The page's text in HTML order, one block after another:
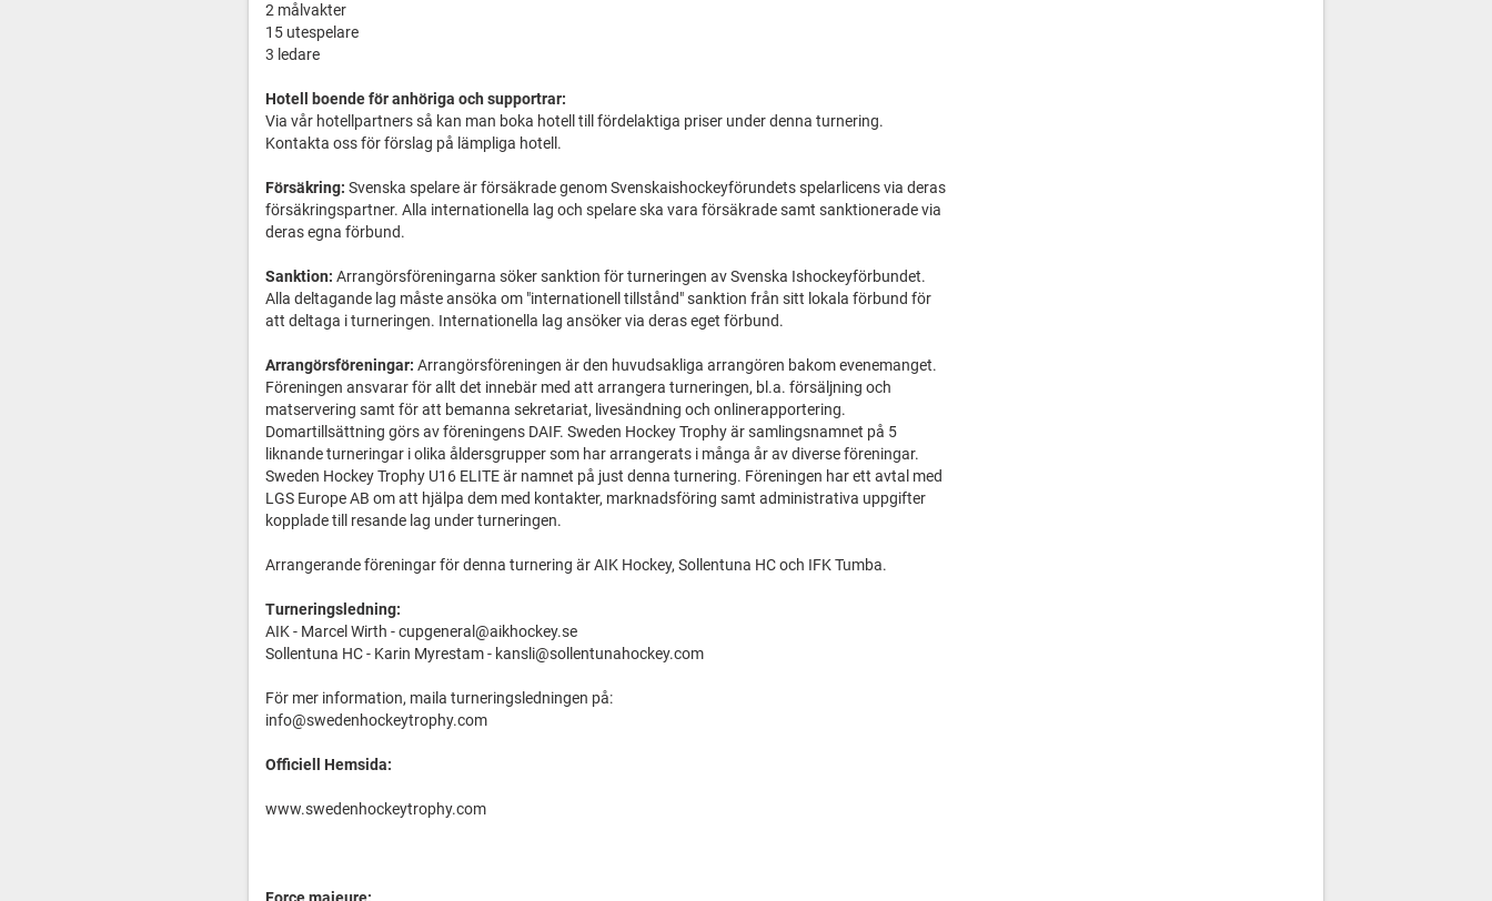
2 målvakter
15 utespelare
3 ledare
Hotell boende för anhöriga och supportrar:
Via vår hotellpartners så kan man boka hotell till fördelaktiga priser under denna turnering.
Kontakta oss för förslag på lämpliga hotell.
Försäkring: Svenska spelare är försäkrade genom Svenskaishockeyförundets spelarlicens via deras
försäkringspartner. Alla internationella lag och spelare ska vara försäkrade samt sanktionerade via
deras egna förbund.
Sanktion: Arrangörsföreningarna söker sanktion för turneringen av Svenska Ishockeyförbundet.
Alla deltagande lag måste ansöka om "internationell tillstånd" sanktion från sitt lokala förbund för
att deltaga i turneringen. Internationella lag ansöker via deras eget förbund.
Arrangörsföreningar: Arrangörsföreningen är den huvudsakliga arrangören bakom evenemanget.
Föreningen ansvarar för allt det innebär med att arrangera turneringen, bl.a. försäljning och
matservering samt för att bemanna sekretariat, livesändning och onlinerapportering.
Domartillsättning görs av föreningens DAIF. Sweden Hockey Trophy är samlingsnamnet på 5
liknande turneringar i olika åldersgrupper som har arrangerats i många år av diverse föreningar.
Sweden Hockey Trophy U16 ELITE är namnet på just denna turnering. Föreningen har ett avtal med
LGS Europe AB om att hjälpa dem med kontakter, marknadsföring samt administrativa uppgifter
kopplade till resande lag under turneringen.
Arrangerande föreningar för denna turnering är AIK Hockey, Sollentuna HC och IFK Tumba.
Turneringsledning:
AIK - Marcel Wirth - cupgeneral@aikhockey.se
Sollentuna HC - Karin Myrestam - kansli@sollentunahockey.com
För mer information, maila turneringsledningen på:
info@swedenhockeytrophy.com
Officiell Hemsida:
www.swedenhockeytrophy.com